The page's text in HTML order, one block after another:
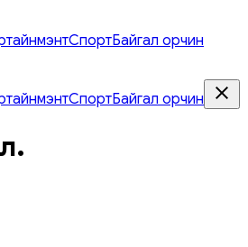
СпортБайгал орчин
СпортБайгал орчин